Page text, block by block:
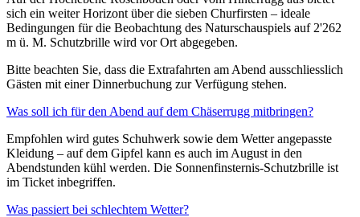
sich ein weiter Horizont über die sieben Churfirsten – ideale
Bedingungen für die Beobachtung des Naturschauspiels auf 2'262
m ü. M. Schutzbrille wird vor Ort abgegeben.
Bitte beachten Sie, dass die Extrafahrten am Abend ausschliesslich
Gästen mit einer Dinnerbuchung zur Verfügung stehen.
Was soll ich für den Abend auf dem Chäserrugg mitbringen?
Empfohlen wird gutes Schuhwerk sowie dem Wetter angepasste
Kleidung – auf dem Gipfel kann es auch im August in den
Abendstunden kühl werden. Die Sonnenfinsternis-Schutzbrille ist
im Ticket inbegriffen.
Was passiert bei schlechtem Wetter?